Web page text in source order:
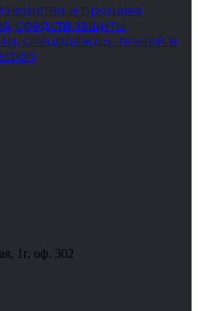
1г, оф. 302